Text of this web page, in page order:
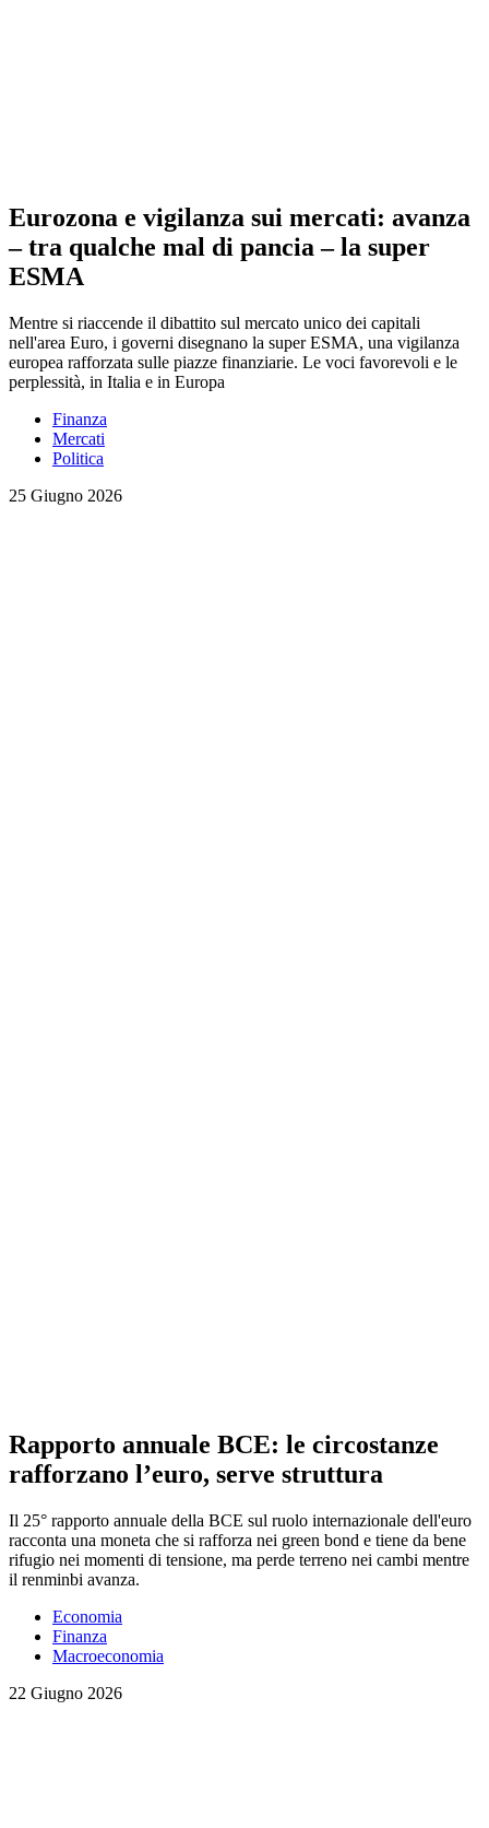
Eurozona e vigilanza sui mercati: avanza
– tra qualche mal di pancia – la super
ESMA
Mentre si riaccende il dibattito sul mercato unico dei capitali
nell'area Euro, i governi disegnano la super ESMA, una vigilanza
europea rafforzata sulle piazze finanziarie. Le voci favorevoli e le
perplessità, in Italia e in Europa
Finanza
Mercati
Politica
25 Giugno 2026
Rapporto annuale BCE: le circostanze
rafforzano l’euro, serve struttura
Il 25° rapporto annuale della BCE sul ruolo internazionale dell'euro
racconta una moneta che si rafforza nei green bond e tiene da bene
rifugio nei momenti di tensione, ma perde terreno nei cambi mentre
il renminbi avanza.
Economia
Finanza
Macroeconomia
22 Giugno 2026